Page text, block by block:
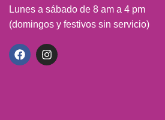
Lunes a sábado de 8 am a 4 pm
(domingos y festivos sin servicio)